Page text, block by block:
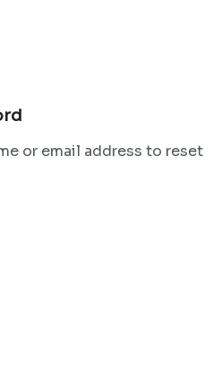
or email address to reset